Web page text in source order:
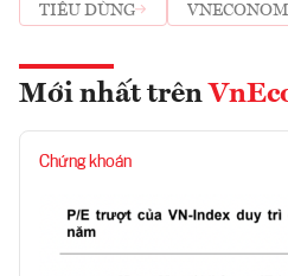
TIÊU DÙNG
Mới nhất trên
Chứng khoán